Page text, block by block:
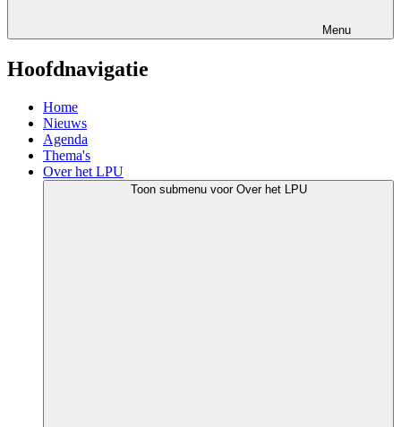
Menu
Hoofdnavigatie
Home
Nieuws
Agenda
Thema's
Over het LPU
Toon submenu voor Over het LPU